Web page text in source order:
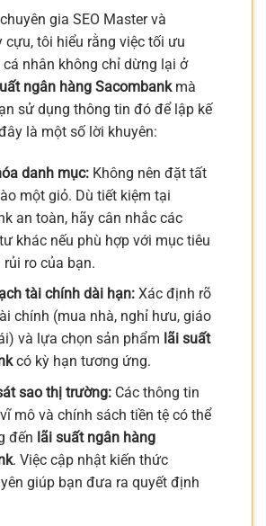
gia SEO Master và
cựu, tôi hiểu rằng việc tối ưu
nhân không chỉ dừng lại ở
ngân hàng Sacombankmà
sử dụng thông tin đó để lập kế
là một số lời khuyên:
danh mục:Không nên đặt tất
một giỏ. Dù tiết kiệm tại
an toàn, hãy cân nhắc các
khác nếu phù hợp với mục tiêu
ro của bạn.
tài chính dài hạn:Xác định rõ
chính (mua nhà, nghỉ hưu, giáo
và lựa chọn sản phẩm lãi suất
có kỳ hạn tương ứng.
sao thị trường:Các thông tin
mô và chính sách tiền tệ có thể
đến lãi suất ngân hàng
. Việc cập nhật kiến thức
giúp bạn đưa ra quyết định